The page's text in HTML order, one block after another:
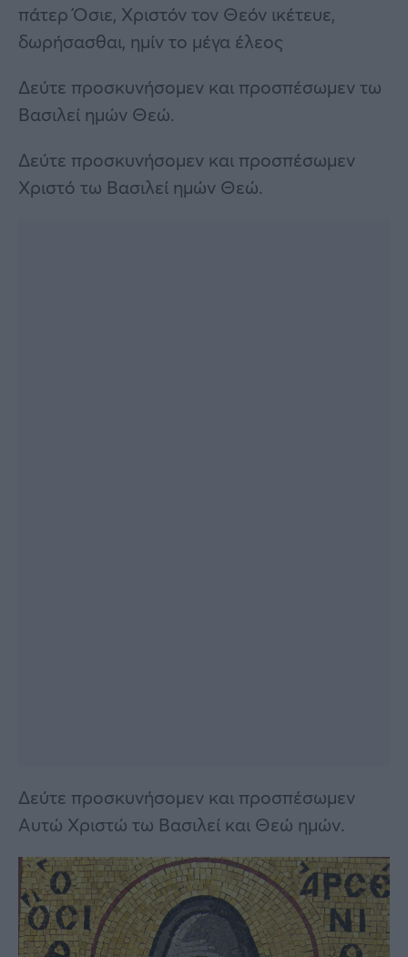
πάτερ Όσιε, Χριστόν τον Θεόν ικέτευε,
δωρήσασθαι, ημίν το μέγα έλεος
Δεύτε προσκυνήσομεν και προσπέσωμεν τω
Βασιλεί ημών Θεώ.
Δεύτε προσκυνήσομεν και προσπέσωμεν
Χριστό τω Βασιλεί ημών Θεώ.
Δεύτε προσκυνήσομεν και προσπέσωμεν
Αυτώ Χριστώ τω Βασιλεί και Θεώ ημών.